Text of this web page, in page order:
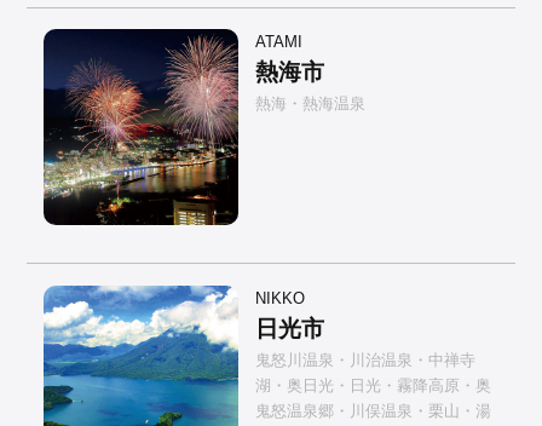
ATAMI
熱海市
熱海・熱海温泉
NIKKO
日光市
鬼怒川温泉・川治温泉・中禅寺
湖・奥日光・日光・霧降高原・奥
鬼怒温泉郷・川俣温泉・栗山・湯